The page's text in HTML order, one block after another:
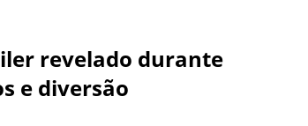
revelado durante
e diversão